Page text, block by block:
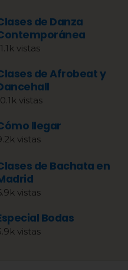
de Danza
vistas
de Afrobeat y
vistas
llegar
vistas
de Bachata en
vistas
Bodas
vistas